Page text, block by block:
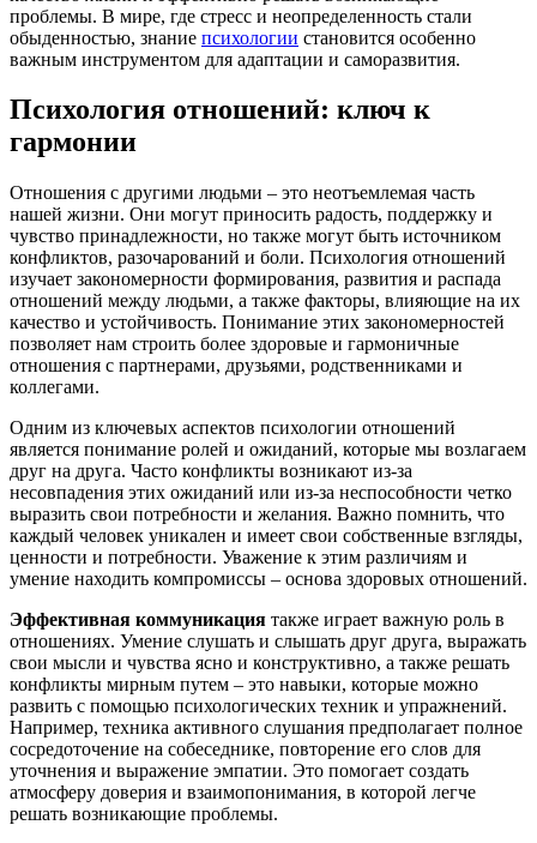
проблемы. В мире, где стресс и неопределенность стали
обыденностью, знание психологии становится особенно
важным инструментом для адаптации и саморазвития.
Психология отношений: ключ к
гармонии
Отношения с другими людьми – это неотъемлемая часть
нашей жизни. Они могут приносить радость, поддержку и
чувство принадлежности, но также могут быть источником
конфликтов, разочарований и боли. Психология отношений
изучает закономерности формирования, развития и распада
отношений между людьми, а также факторы, влияющие на их
качество и устойчивость. Понимание этих закономерностей
позволяет нам строить более здоровые и гармоничные
отношения с партнерами, друзьями, родственниками и
коллегами.
Одним из ключевых аспектов психологии отношений
является понимание ролей и ожиданий, которые мы возлагаем
друг на друга. Часто конфликты возникают из-за
несовпадения этих ожиданий или из-за неспособности четко
выразить свои потребности и желания. Важно помнить, что
каждый человек уникален и имеет свои собственные взгляды,
ценности и потребности. Уважение к этим различиям и
умение находить компромиссы – основа здоровых отношений.
Эффективная коммуникация также играет важную роль в
отношениях. Умение слушать и слышать друг друга, выражать
свои мысли и чувства ясно и конструктивно, а также решать
конфликты мирным путем – это навыки, которые можно
развить с помощью психологических техник и упражнений.
Например, техника активного слушания предполагает полное
сосредоточение на собеседнике, повторение его слов для
уточнения и выражение эмпатии. Это помогает создать
атмосферу доверия и взаимопонимания, в которой легче
решать возникающие проблемы.